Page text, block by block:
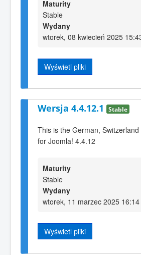
Maturity
Stable
Wydany
wtorek, 08 kwiecień 2025
Wyświetl pliki
Wersja 4.4.12.1 Stable
This is the German,
for Joomla! 4.4.12
Maturity
Stable
Wydany
wtorek, 11 marzec 2025 16:14
Wyświetl pliki